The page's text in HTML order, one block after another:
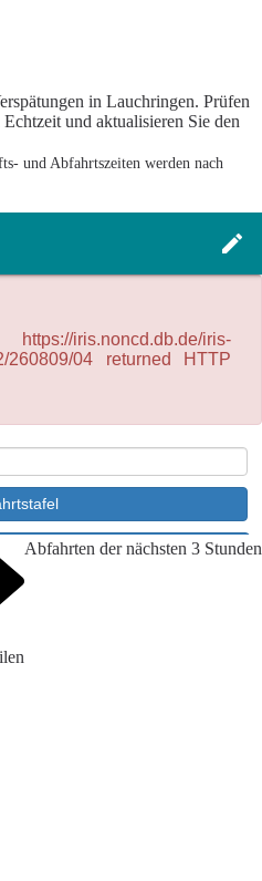
in Lauchringen. Prüfen
und aktualisieren Sie den
und Abfahrtszeiten werden nach
Abfahrten der nächsten 3 Stunden